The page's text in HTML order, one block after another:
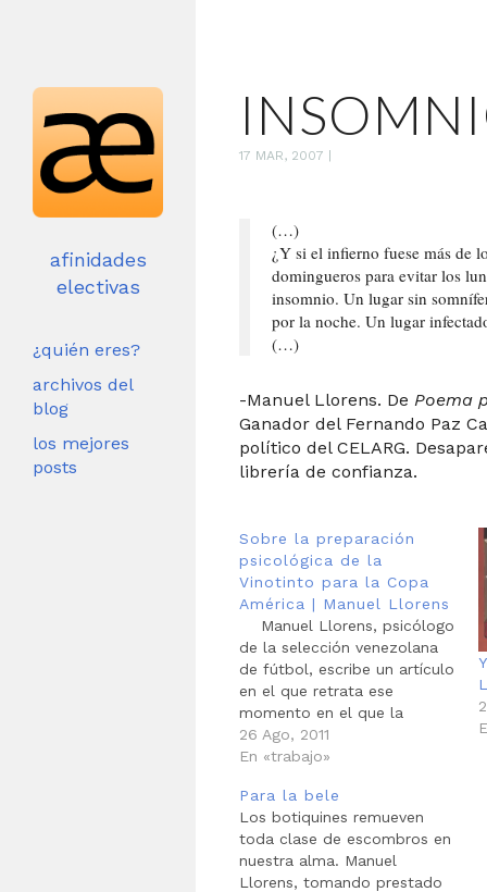
afinidades
electivas
¿quién eres?
archivos del
blog
los mejores
posts
17 MAR, 2007
(…)
¿Y si el infierno fuese más de
domingueros para evitar los
insomnio. Un lugar sin
por la noche. Un lugar
(…)
-Manuel Llorens. De Poema
Ganador del Fernando Paz
político del CELARG.
librería de confianza.
Sobre la preparación
psicológica de la
Vinotinto para la Copa
América | Manuel Llorens
Manuel Llorens, psicólogo
de la selección venezolana
de fútbol, escribe un artículo
en el que retrata ese
momento en el que la
preparación física y
psicológica se encuentran
al margen del tiempo
reglamentario. No hay
manera de prever un instante
como ese, no…
26 Ago, 2011
En «trabajo»
Para la bele
Los botiquines remueven
toda clase de escombros en
nuestra alma. Manuel
Llorens, tomando prestado